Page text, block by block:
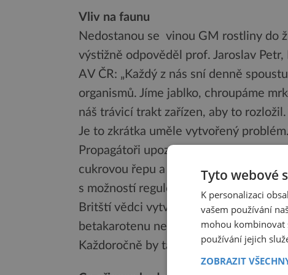
Vliv na faunu
Nedostanou se vinou GM rostliny do
výstižně odpověděl prof. Jaroslav
AV ČR: „Každý z nás sní denně
organismů. Jíme jablko, chroupáme
náš trávicí trakt zařízen, aby to
Je to zkrátka uměle vytvořený
Propagátoři upozorňují, že lze
cukrovou řepu a třtinu, „olejnatější“
s možností regulovaného dozrávání.
Britští vědci vytvořili nový druh tzv.
betakarotenu než dřívější odrůdy. Ten
Každoročně by tak nemuselo
Tyto webové
K personalizaci
vašem používání
mohou kombinovat
používání jejich
ZOBRAZIT